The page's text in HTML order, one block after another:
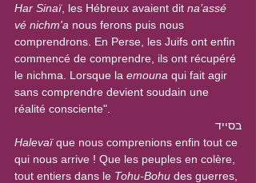
Har Sinaï, les Hébreux avaient dit na’assé
vé nichm'a nous ferons puis nous
comprendrons. En Perse, les Juifs ont enfin
commencé de comprendre, ils ont récupéré
le nichma. Lorsque la emouna qui fait agir
sans comprendre devient soudain une
réalité consciente".
בסייד
Halevaï que nous comprenions enfin tout ce
qui nous arrive ! Que les peuples en colère,
tout entiers dans le Tohu-Bohu des guerres,